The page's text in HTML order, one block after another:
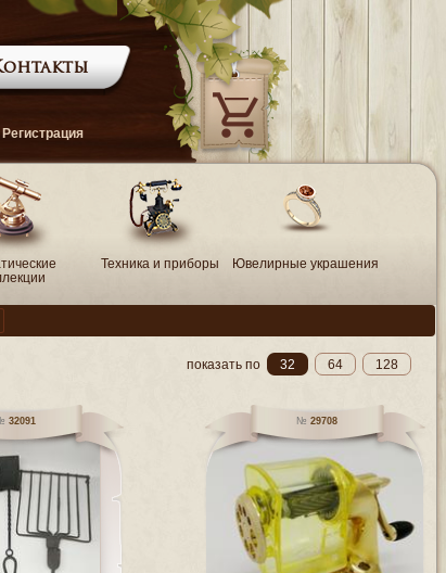
Регистрация
—
Техника и приборы Ювелирные украшения
показать по 32 64 128
32091 29708